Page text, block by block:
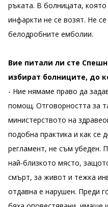
ръката. В болницата,
инфаркти не се возят. Не
белодробните емболии.
Вие питали ли сте
избират болниците, до
- Ние нямаме право да
помощ. Отговорността за
министерството на
подобна практика и как се
регламент, не съм убеден.
най-близкото място,
смърт, за живот и тежка
отдавна е нарушен. Преди